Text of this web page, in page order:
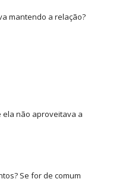
mantendo a relação?
ela não aproveitava a
Se for de comum